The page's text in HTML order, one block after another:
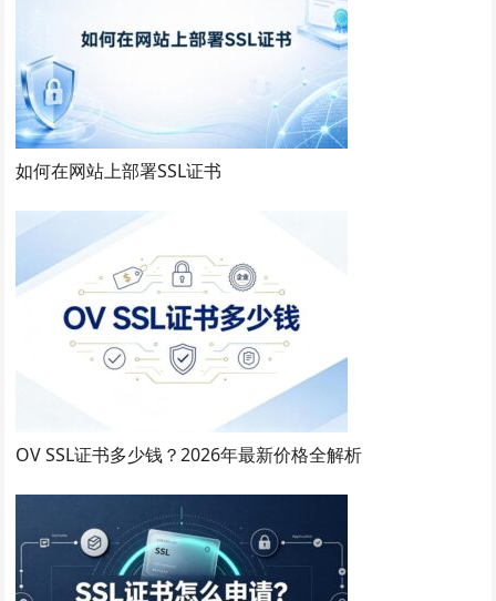
如何在网站上部署SSL证书
OV SSL证书多少钱？2026年最新价格全解析